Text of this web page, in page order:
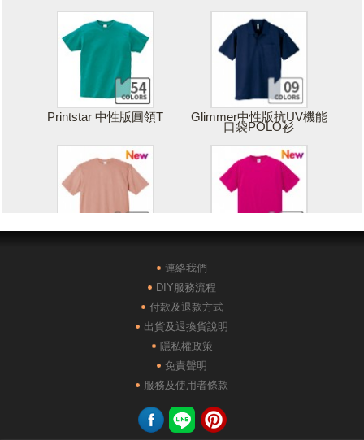
Printstar 中性版圓領T Glimmer中性版抗UV機能
口袋POLO衫
POLONE1純棉短袖POLO AG28000落肩重磅精梳棉
連絡我們
DIY服務流程
付款及退款方式
出貨及退換貨說明
隱私權政策
免責聲明
服務及使用者條款